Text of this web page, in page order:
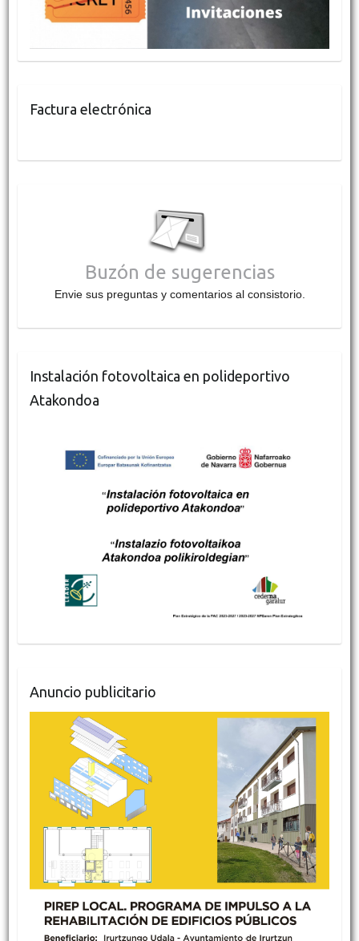
Factura electrónica
Buzón de sugerencias
Envie sus preguntas y comentarios al consistorio.
Instalación fotovoltaica en polideportivo
Atakondoa
Anuncio publicitario